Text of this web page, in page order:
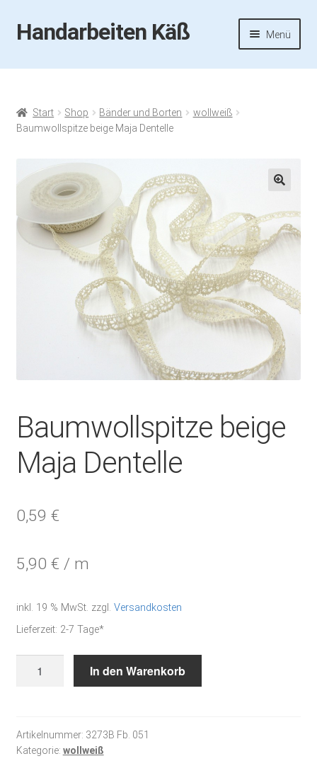
Zur
Navigation
Zum
Inhalt
Handarbeiten Käß Menü
Startseite
Aktuelles
Termine
Handarbeiten-Käß-Shop
Start Shop Bänder und Borten
wollweiß
Baumwollspitze beige Maja Dentelle
Baumwollspitze beige
Maja Dentelle
0,59 €
5,90 € / m
inkl. 19 % MwSt. zzgl. Versandkosten
Lieferzeit: 2-7 Tage*
Menge
In den Warenkorb
Artikelnummer: 3273B Fb. 051
Kategorie: wollweiß